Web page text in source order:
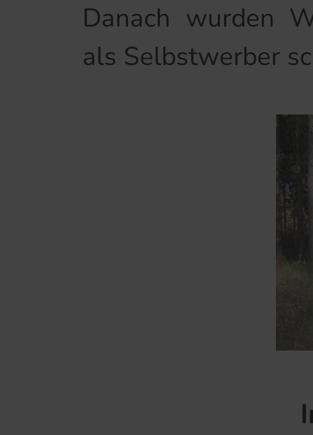
Danach wurden
als Selbstwerber